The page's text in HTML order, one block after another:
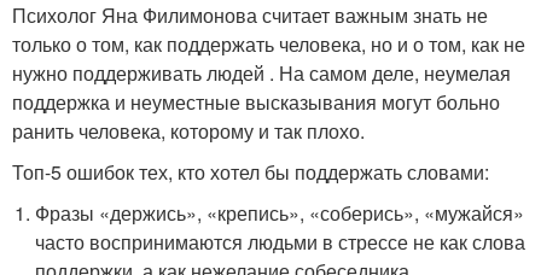
Психолог Яна Филимонова считает важным знать не
только о том, как поддержать человека, но и о том, как не
нужно поддерживать людей . На самом деле, неумелая
поддержка и неуместные высказывания могут больно
ранить человека, которому и так плохо.
Топ-5 ошибок тех, кто хотел бы поддержать словами:
Фразы «держись», «крепись», «соберись», «мужайся»
часто воспринимаются людьми в стрессе не как слова